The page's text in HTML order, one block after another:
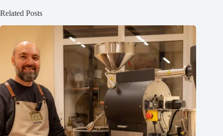
Related Posts